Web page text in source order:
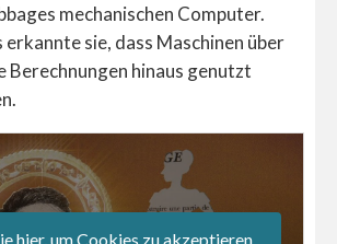
mechanischen Computer.
erkannte sie, dass Maschinen über
Berechnungen hinaus genutzt
hier, um Cookies zu akzeptieren